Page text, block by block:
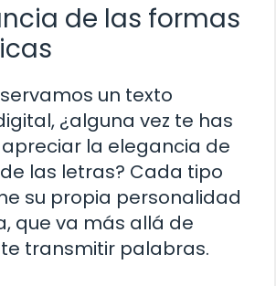
de las formas
un texto
¿alguna vez te has
la elegancia de
las letras? Cada tipo
su propia personalidad
que va más allá de
transmitir palabras.